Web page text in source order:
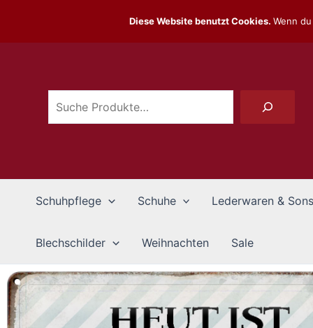
springen Suchen
Schuhpflege Schuhe Lederwaren &
Blechschilder Weihnachten Sale
Diese Website benutzt Cookies. Wenn